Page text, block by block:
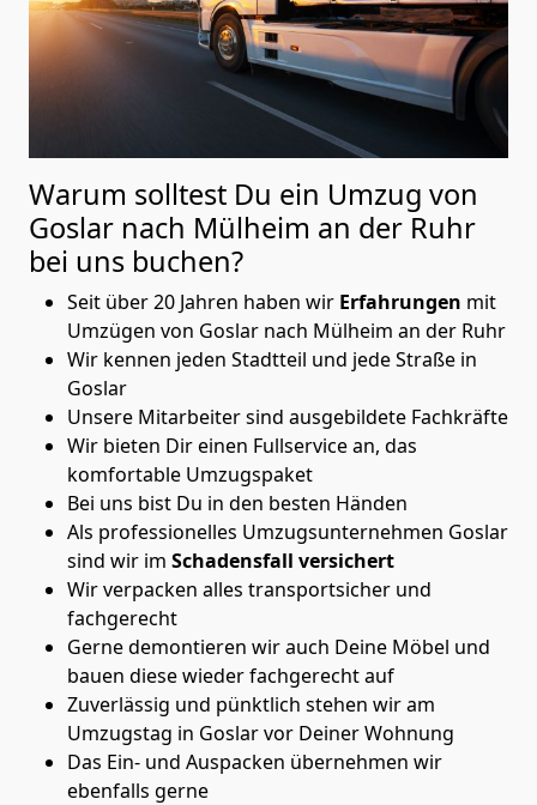
Warum solltest Du ein Umzug von
Goslar nach Mülheim an der Ruhr
bei uns buchen?
Seit über 20 Jahren haben wir Erfahrungen mit
Umzügen von Goslar nach Mülheim an der Ruhr
Wir kennen jeden Stadtteil und jede Straße in
Goslar
Unsere Mitarbeiter sind ausgebildete Fachkräfte
Wir bieten Dir einen Fullservice an, das
komfortable Umzugspaket
Bei uns bist Du in den besten Händen
Als professionelles Umzugsunternehmen Goslar
sind wir im Schadensfall versichert
Wir verpacken alles transportsicher und
fachgerecht
Gerne demontieren wir auch Deine Möbel und
bauen diese wieder fachgerecht auf
Zuverlässig und pünktlich stehen wir am
Umzugstag in Goslar vor Deiner Wohnung
Das Ein- und Auspacken übernehmen wir
ebenfalls gerne